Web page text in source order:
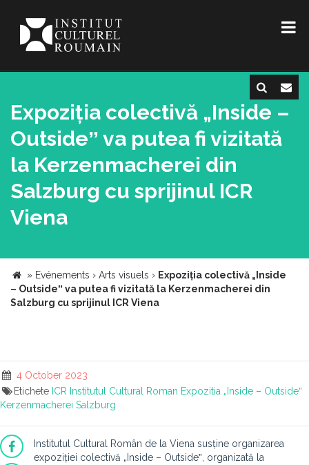
Expoziția colectivă „Inside –
Outsideˮ va putea fi vizitată
la Kerzenmacherei din
Salzburg cu sprijinul ICR
Viena
» Evénements › Arts visuels › Expoziția colectivă „Inside
– Outsideˮ va putea fi vizitată la Kerzenmacherei din
Salzburg cu sprijinul ICR Viena
4 October 2023
Etichete ICR Institutul Cultural Roman Expozitia „Inside – Outsideˮ
Kerzenmacherei Salzburg
Institutul Cultural Român de la Viena susține organizarea
expoziției colectivă „Inside – Outsideˮ, organizată la